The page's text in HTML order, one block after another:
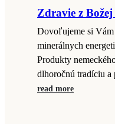
Zdravie z
Dovoľujeme si
minerálnych
Produkty
dlhoročnú tradíciu
read more